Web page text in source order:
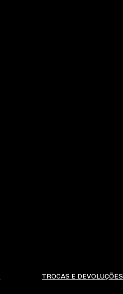
TROCAS E DEVOLUÇÕES